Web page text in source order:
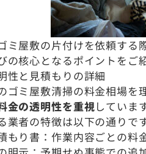
ミ屋敷の片付けを依頼する際
の核心となるポイントをご
性と見積もりの詳細
ゴミ屋敷清掃の料金相場
金の透明性を重視していま
業者の特徴は以下の通りです
もり書：作業内容ごとの料